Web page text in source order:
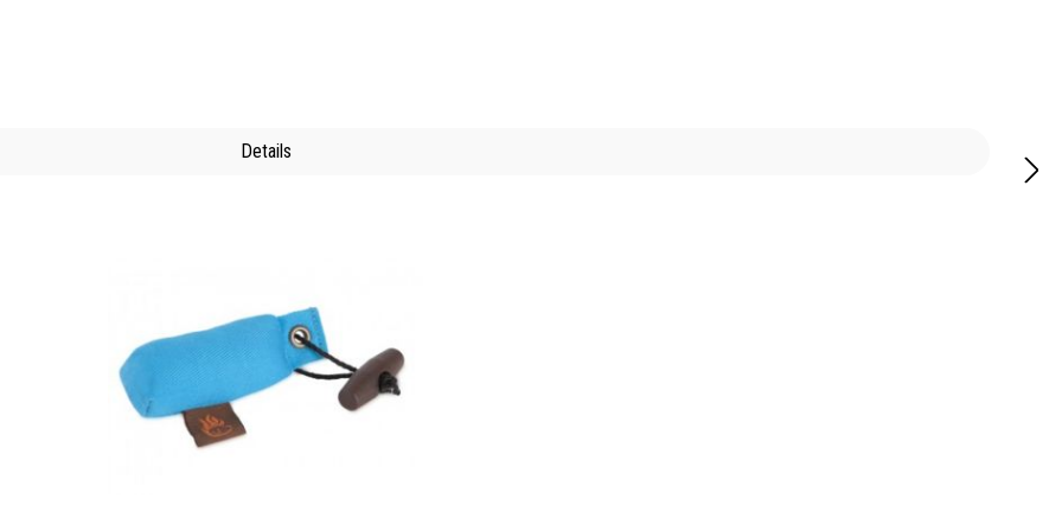
Details